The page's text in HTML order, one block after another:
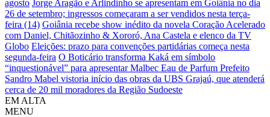
agosto Jorge Aragão e Arlindinho se apresentam em Goiânia no dia
26 de setembro; ingressos começaram a ser vendidos nesta terça-
feira (14) Goiânia recebe show inédito da novela Coração Acelerado
com Daniel, Chitãozinho & Xororó, Ana Castela e elenco da TV
Globo Eleições: prazo para convenções partidárias começa nesta
segunda-feira O Boticário transforma Kaká em símbolo
“inquestionável” para apresentar Malbec Eau de Parfum Prefeito
Sandro Mabel vistoria início das obras da UBS Grajaú, que atenderá
cerca de 20 mil moradores da Região Sudoeste
EM ALTA
MENU